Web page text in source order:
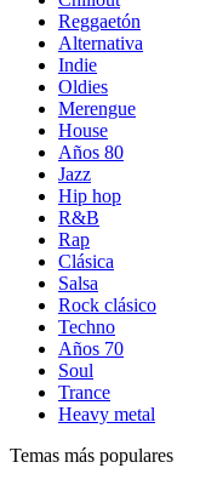
Reggaetón
Alternativa
Indie
Oldies
Merengue
House
Años 80
Jazz
Hip hop
R&B
Rap
Clásica
Salsa
Rock clásico
Techno
Años 70
Soul
Trance
Heavy metal
Temas más populares